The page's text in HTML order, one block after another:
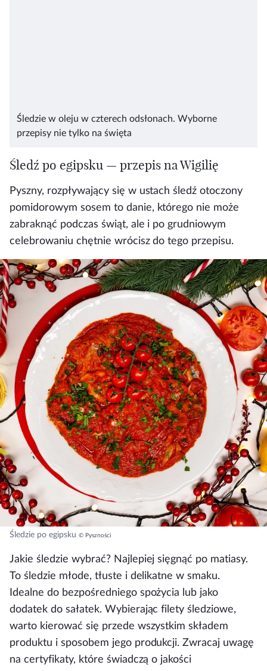
Śledzie w oleju w czterech odsłonach. Wyborne
przepisy nie tylko na święta
Śledź po egipsku — przepis na Wigilię
Pyszny, rozpływający się w ustach śledź otoczony
pomidorowym sosem to danie, którego nie może
zabraknąć podczas świąt, ale i po grudniowym
celebrowaniu chętnie wrócisz do tego przepisu.
Śledzie po egipsku © Pyszności
Jakie śledzie wybrać? Najlepiej sięgnąć po matiasy.
To śledzie młode, tłuste i delikatne w smaku.
Idealne do bezpośredniego spożycia lub jako
dodatek do sałatek. Wybierając filety śledziowe,
warto kierować się przede wszystkim składem
produktu i sposobem jego produkcji. Zwracaj uwagę
na certyfikaty, które świadczą o jakości